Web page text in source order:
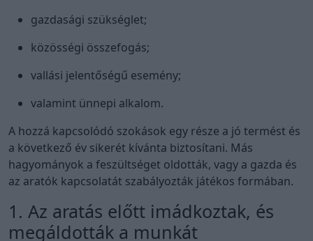
gazdasági szükséglet;
közösségi összefogás;
vallási jelentőségű esemény;
valamint ünnepi alkalom.
A hozzá kapcsolódó szokások egy része a jó termést és
a következő év sikerét kívánta biztosítani. Más
hagyományok a feszültséget oldották, vagy a gazda és
az aratók kapcsolatát szabályozták játékos formában.
1. Az aratás előtt imádkoztak, és
megáldották a munkát